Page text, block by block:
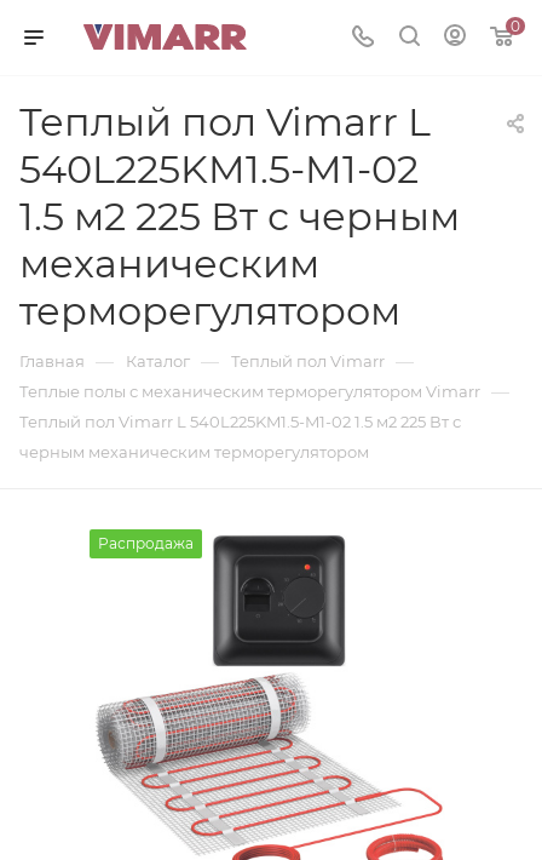
0
Теплый пол Vimarr L
540L225KM1.5-M1-02
1.5 м2 225 Вт с черным
механическим
терморегулятором
Главная — Каталог — Теплый пол Vimarr —
Теплые полы с механическим терморегулятором Vimarr —
Теплый пол Vimarr L 540L225KM1.5-M1-02 1.5 м2 225 Вт с
черным механическим терморегулятором
Распродажа